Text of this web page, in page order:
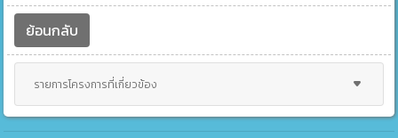
ย้อนกลับ
รายการโครงการที่เกี่ยวข้อง